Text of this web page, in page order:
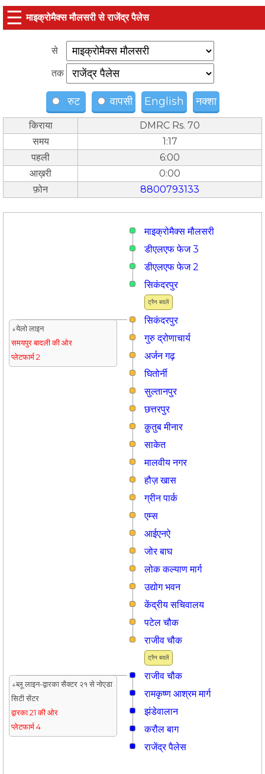
☰ माइक्रोमैक्स मौलसरी से राजेंद्र पैलेस
से
तक
रुट वापसी English नक्शा
किराया
DMRC Rs. 70
समय
1:17
पहली
6:00
आख़री
0:00
फ़ोन
8800793133
माइक्रोमैक्स मौलसरी
डीएलएफ फेज 3
डीएलएफ फेज 2
ट्रैन बदलें
सिकंदरपुर
सिकंदरपुर
↓येलो लाइन
समयपुर बादली की ओर
प्लेटफार्म 2
गुरु द्रोणाचार्य
अर्जन गढ़
घितोर्नी
सुल्तानपुर
छत्तरपुर
क़ुतुब मीनार
साकेत
मालवीय नगर
हौज़ खास
ग्रीन पार्क
एम्स
आईएनऐ
जोर बाघ
लोक कल्याण मार्ग
उद्योग भवन
केंद्रीय सचिवालय
पटेल चौक
ट्रैन बदलें
राजीव चौक
राजीव चौक
↓ब्लू लाइन-द्वारका सैक्टर २१ से नोएडा
सिटी सेंटर
द्वारका 21 की ओर
प्लेटफार्म 4
रामकृष्ण आश्रम मार्ग
झंडेवालान
करौल बाग
राजेंद्र पैलेस